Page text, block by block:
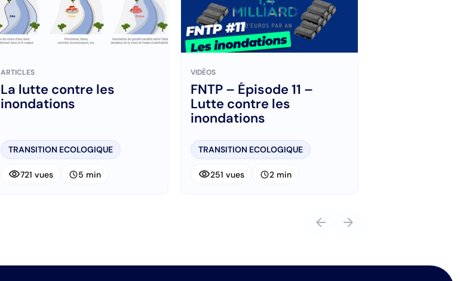
ARTICLES
La lutte contre les
inondations
TRANSITION ECOLOGIQUE
visibility721 vues schedule5 min
VIDÉOS
FNTP – Épisode 11 –
Lutte contre les
inondations
TRANSITION ECOLOGIQUE
visibility251 vues schedule2 min
arrow_back arrow_forward